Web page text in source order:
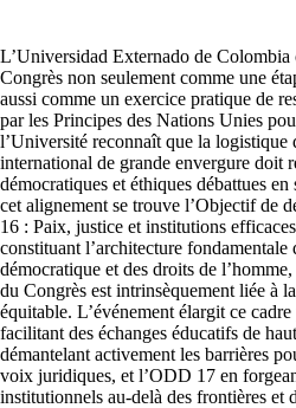
L’Universidad Externado de Colombia
Congrès non seulement comme une
aussi comme un exercice pratique de
par les Principes des Nations Unies
l’Université reconnaît que la logistique
international de grande envergure doit
démocratiques et éthiques débattues
cet alignement se trouve l’Objectif de
16 : Paix, justice et institutions
constituant l’architecture fondamentale
démocratique et des droits de
du Congrès est intrinsèquement liée à
équitable. L’événement élargit ce
facilitant des échanges éducatifs de
démantelant activement les barrières
voix juridiques, et l’ODD 17 en
institutionnels au-delà des frontières et